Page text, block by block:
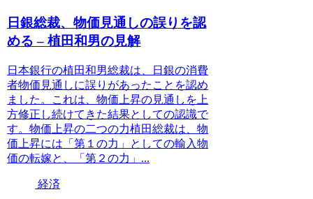
日銀総裁、物価見通しの誤りを認
める – 植田和男の見解
日本銀行の植田和男総裁は、日銀の消費
者物価見通しに誤りがあったことを認め
ました。これは、物価上昇の見通しを上
方修正し続けてきた結果としての認識で
す。物価上昇の二つの力植田総裁は、物
価上昇には「第１の力」としての輸入物
価の転嫁と、「第２の力」...
経済